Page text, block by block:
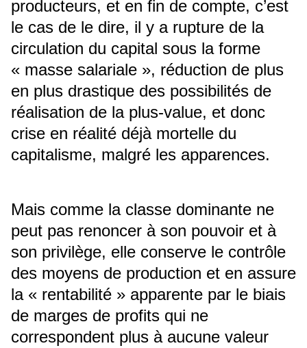
producteurs, et en fin de compte, c’est
le cas de le dire, il y a rupture de la
circulation du capital sous la forme
« masse salariale », réduction de plus
en plus drastique des possibilités de
réalisation de la plus-value, et donc
crise en réalité déjà mortelle du
capitalisme, malgré les apparences.
Mais comme la classe dominante ne
peut pas renoncer à son pouvoir et à
son privilège, elle conserve le contrôle
des moyens de production et en assure
la « rentabilité » apparente par le biais
de marges de profits qui ne
correspondent plus à aucune valeur